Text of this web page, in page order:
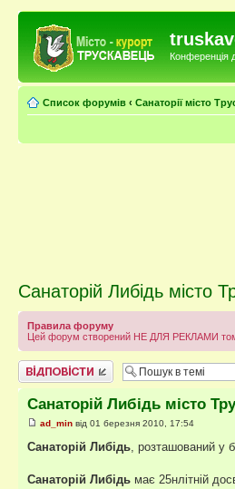
Конференція
Список форумів ‹ Санаторії місто
Санаторій Либідь місто
Правила форуму
Цей форум створений НЕ ДЛЯ РЕКЛАМИ
Відповісти
Санаторій Либідь місто
ad_min від 01 березня 2010, 17:54
Санаторій Либідь , розташований у
Санаторій Либідь має 25нлітній